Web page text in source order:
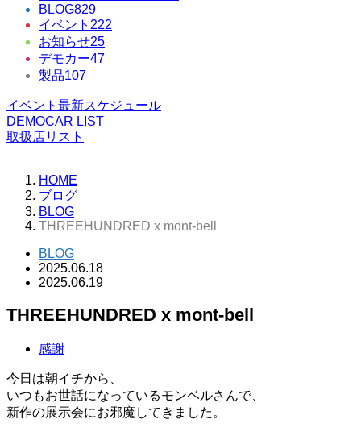
BLOG829
イベント 222
お知らせ25
デモカー47
製品107
イベント最新スケジュール
DEMOCAR LIST
取扱店リスト
HOME
ブログ
BLOG
THREEHUNDRED x mont-bell
BLOG
2025.06.18
2025.06.19
THREEHUNDRED x mont-bell
感謝
今日は朝イチから、
いつもお世話になっているモンベルさんで、
新作の展示会にお邪魔してきました。